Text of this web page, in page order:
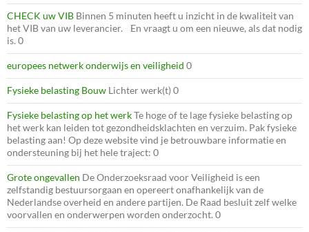
CHECK uw VIB Binnen 5 minuten heeft u inzicht in de kwaliteit van
het VIB van uw leverancier. En vraagt u om een nieuwe, als dat nodig
is. 0
europees netwerk onderwijs en veiligheid 0
Fysieke belasting Bouw Lichter werk(t) 0
Fysieke belasting op het werkTe hoge of te lage fysieke belasting op
het werk kan leiden tot gezondheidsklachten en verzuim. Pak fysieke
belasting aan! Op deze website vind je betrouwbare informatie en
ondersteuning bij het hele traject: 0
Grote ongevallen De Onderzoeksraad voor Veiligheid is een
zelfstandig bestuursorgaan en opereert onafhankelijk van de
Nederlandse overheid en andere partijen. De Raad besluit zelf welke
voorvallen en onderwerpen worden onderzocht. 0